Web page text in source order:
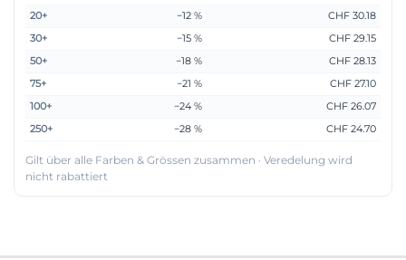
20+
−12 %
CHF 30.18
30+
−15 %
CHF 29.15
50+
−18 %
CHF 28.13
75+
−21 %
CHF 27.10
100+
−24 %
CHF 26.07
250+
−28 % CHF 24.70
Gilt über alle Farben & Grössen zusammen · Veredelung wird
nicht rabattiert